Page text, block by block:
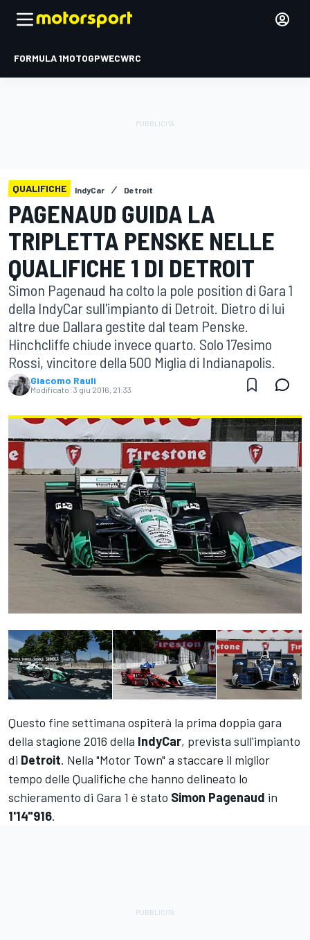
FORMULA 1MOTOGPWECWRC
QUALIFICHE IndyCar Detroit
PAGENAUD GUIDA LA
TRIPLETTA PENSKE NELLE
QUALIFICHE 1 DI DETROIT
Simon Pagenaud ha colto la pole position di Gara 1
della IndyCar sull'impianto di Detroit. Dietro di lui
altre due Dallara gestite dal team Penske.
Hinchcliffe chiude invece quarto. Solo 17esimo
Rossi, vincitore della 500 Miglia di Indianapolis.
Giacomo Rauli
Modificato: 3 giu 2016, 21:33
Questo fine settimana ospiterà la prima doppia gara
della stagione 2016 della IndyCar, prevista sull'impianto
di Detroit. Nella "Motor Town" a staccare il miglior
tempo delle Qualifiche che hanno delineato lo
schieramento di Gara 1 è stato Simon Pagenaud in
1'14"916.